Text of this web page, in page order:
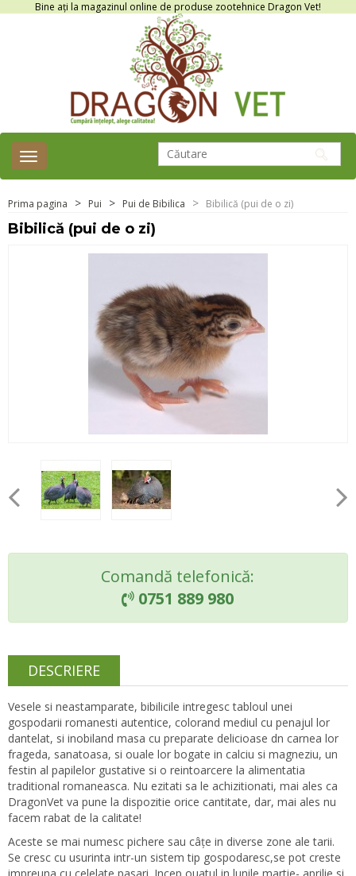
Bine ați la magazinul online de produse zootehnice Dragon Vet!
Toggle
navigation
Prima pagina Pui Pui de Bibilica Bibilică (pui de o zi)
Bibilică (pui de o zi)
Comandă telefonică:
 0751 889 980
DESCRIERE
Vesele si neastamparate, bibilicile intregesc tabloul unei
gospodarii romanesti autentice, colorand mediul cu penajul lor
dantelat, si inobiland masa cu preparate delicioase dn carnea lor
frageda, sanatoasa, si ouale lor bogate in calciu si magneziu, un
festin al papilelor gustative si o reintoarcere la alimentatia
traditional romaneasca. Nu ezitati sa le achizitionati, mai ales ca
DragonVet va pune la dispozitie orice cantitate, dar, mai ales nu
facem rabat de la calitate!
Aceste se mai numesc pichere sau câțe in diverse zone ale tarii.
Se cresc cu usurinta intr-un sistem tip gospodaresc,se pot creste